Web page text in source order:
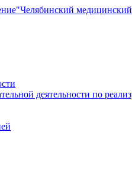
"Челябинский
деятельности по